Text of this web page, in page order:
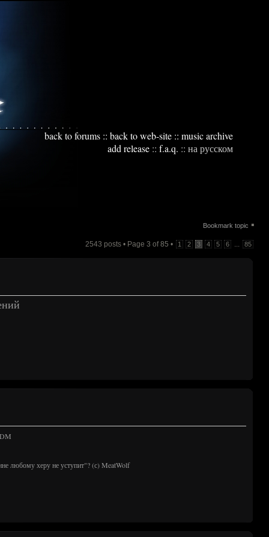
back to forums :: back to web-site :: music archive
add release :: f.a.q. :: на русском
Bookmark topic ▪
2543 posts • Page 3 of85 • 1 2 3 4 5 6 ... 85
любому херу не уступит"? (с) MeatWolf